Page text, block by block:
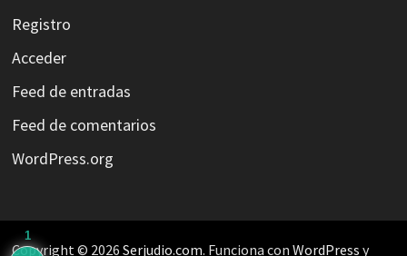
Registro
Acceder
Feed de entradas
Feed de comentarios
WordPress.org
Copyright © 2026 Serjudio.com. Funciona con WordPress y
1